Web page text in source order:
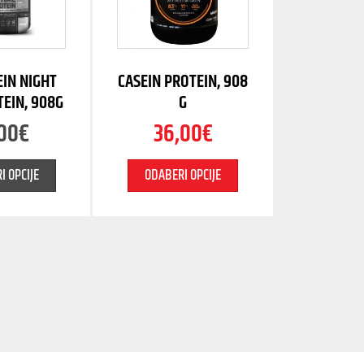
NIGHT
908G
€
OPCIJE
CASEIN PROTEIN, 908
G
36,00€
ODABERI OPCIJE